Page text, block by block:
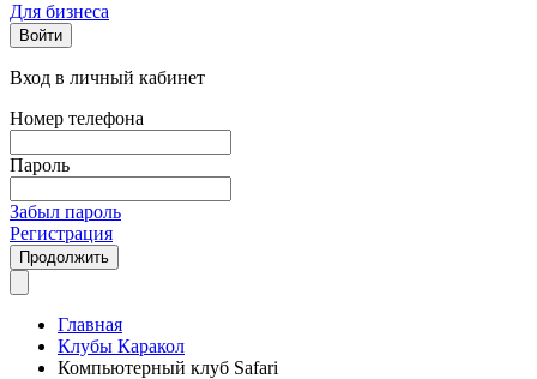
Для бизнеса
Войти
Вход в личный кабинет
Номер телефона
Пароль
Забыл пароль
Регистрация
Продолжить
Главная
Клубы Каракол
Компьютерный клуб Safari